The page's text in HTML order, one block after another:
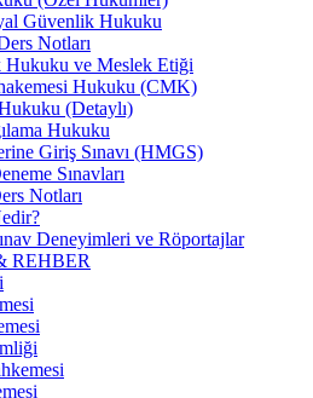
Güvenlik Hukuku
Notları
Hukuku ve Meslek Etiği
Hukuku (CMK)
(Detaylı)
Hukuku
Giriş Sınavı (HMGS)
Sınavları
Notları
Deneyimleri ve Röportajlar
REHBER